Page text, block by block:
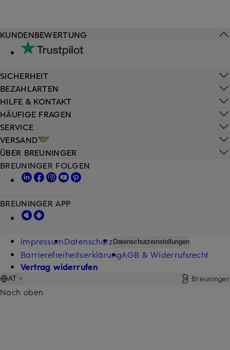
HILFE & KONTAKT
HÄUFIGE FRAGEN
SERVICE
VERSAND
KUNDENBEWERTUNG
SICHERHEIT
BEZAHLARTEN
ÜBER BREUNINGER
BREUNINGER FOLGEN
BREUNINGER APP
ImpressumDatenschutz Datenschutzeinstellungen
BarrierefreiheitserklärungAGB & Widerrufsrecht
Vertrag widerrufen
AT Breuninger
Nach oben